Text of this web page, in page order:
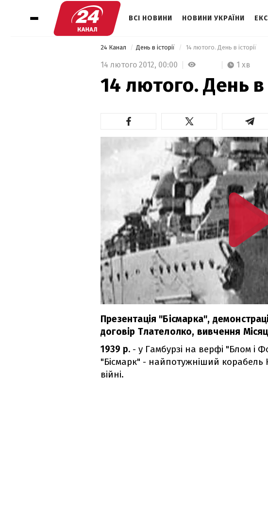
ВСІ НОВИНИ НОВИНИ УКРАЇНИ
24 Канал День в історії 14 лютого. День в історії
14 лютого 2012, 00:00 1 хв
14 лютого. День в
Презентація "Бісмарка",
договір Тлателолко, вивчення
1939 р. - у Гамбурзі на верфі "Блом і
"Бісмарк" - найпотужніший корабель
війні.